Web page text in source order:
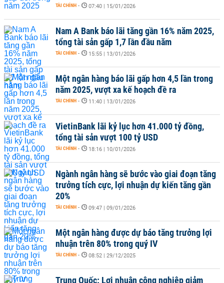
TÀI CHÍNH - 07:40 | 15/01/2026
Nam A Bank báo lãi tăng gần 16% năm 2025,
tổng tài sản gấp 1,7 lần đầu năm
TÀI CHÍNH - 15:55 | 13/01/2026
Một ngân hàng báo lãi gấp hơn 4,5 lần trong
năm 2025, vượt xa kế hoạch đề ra
TÀI CHÍNH - 11:40 | 13/01/2026
VietinBank lãi kỷ lục hơn 41.000 tỷ đồng,
tổng tài sản vượt 100 tỷ USD
TÀI CHÍNH - 18:16 | 10/01/2026
Ngành ngân hàng sẽ bước vào giai đoạn tăng
trưởng tích cực, lợi nhuận dự kiến tăng gần
20%
TÀI CHÍNH - 09:47 | 09/01/2026
Một ngân hàng được dự báo tăng trưởng lợi
nhuận trên 80% trong quý IV
TÀI CHÍNH - 08:52 | 29/12/2025
Trung Quốc: Lợi nhuận công nghiệp giảm